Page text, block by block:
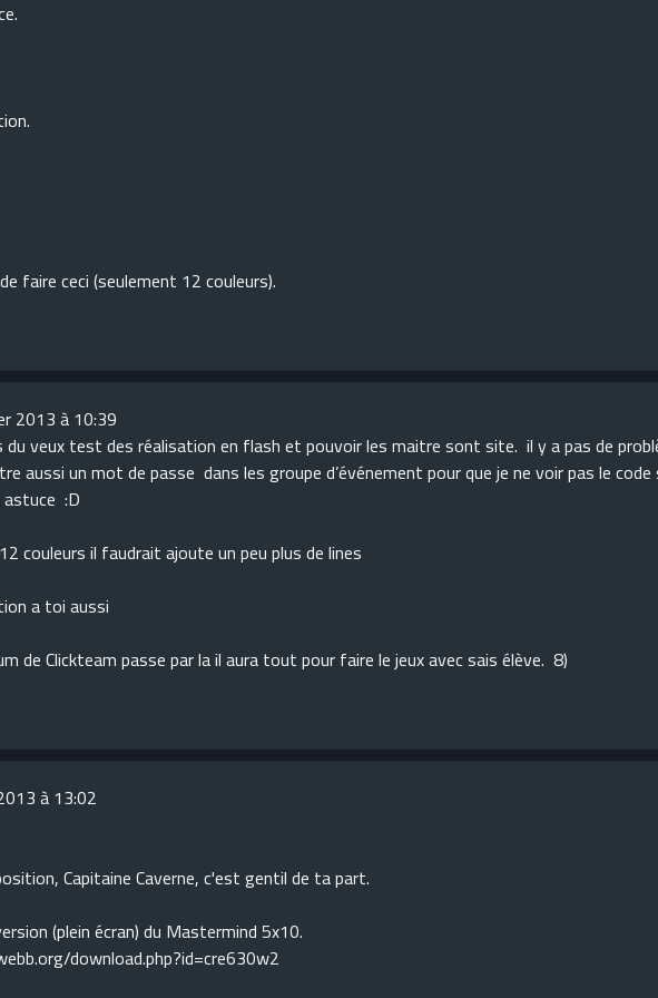
faire ceci (seulement 12 couleurs).
2013 à 10:39
veux test des réalisation en flash et pouvoir les maitre sont site. il y a pas de
aussi un mot de passe dans les groupe d’événement pour que je ne voir pas le
:D
couleurs il faudrait ajoute un peu plus de lines
a toi aussi
de Clickteam passe par la il aura tout pour faire le jeux avec sais élève. 8)
à 13:02
Capitaine Caverne, c'est gentil de ta part.
(plein écran) du Mastermind 5x10.
download.php?id=cre630w2